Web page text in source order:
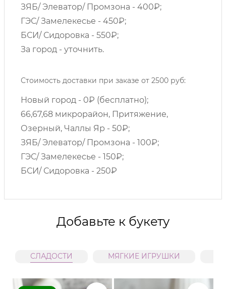
ЗЯБ/ Элеватор/ Промзона - 400₽;
ГЭС/ Замелекесье - 450₽;
БСИ/ Сидоровка - 550₽;
За город - уточнить.
Стоимость доставки при заказе от 2500 руб:
Новый город - 0₽ (бесплатно);
66,67,68 микрорайон, Притяжение,
Озерный, Чаллы Яр - 50₽;
ЗЯБ/ Элеватор/ Промзона - 100₽;
ГЭС/ Замелекесье - 150₽;
БСИ/ Сидоровка - 250₽
Добавьте к букету
СЛАДОСТИ МЯГКИЕ ИГРУШКИ